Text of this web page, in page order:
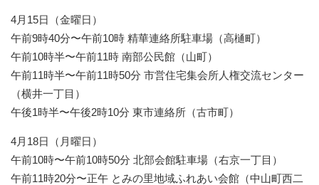
4月15日（金曜日）
午前9時40分〜午前10時 精華連絡所駐車場（高樋町）
午前10時半〜午前11時 南部公民館（山町）
午前11時半〜午前11時50分 市営住宅集会所人権交流センター
（横井一丁目）
午後1時半〜午後2時10分 東市連絡所（古市町）
4月18日（月曜日）
午前10時〜午前10時50分 北部会館駐車場（右京一丁目）
午前11時20分〜正午 とみの里地域ふれあい会館（中山町西二